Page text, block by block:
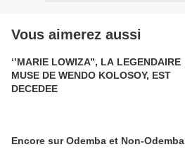
Vous aimerez aussi
‘’MARIE LOWIZA’’, LA LEGENDAIRE
MUSE DE WENDO KOLOSOY, EST
DECEDEE
Encore sur Odemba et Non-Odemba